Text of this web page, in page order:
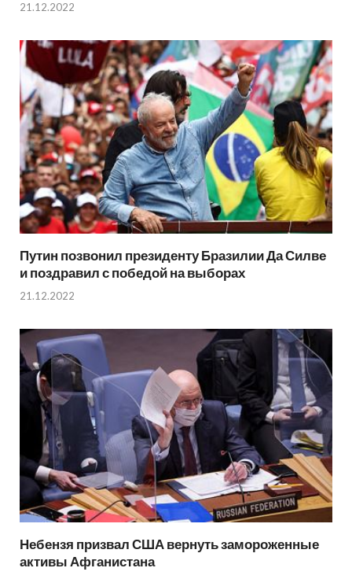
21.12.2022
Путин позвонил президенту Бразилии Да Силве
и поздравил с победой на выборах
21.12.2022
Небензя призвал США вернуть замороженные
активы Афганистана